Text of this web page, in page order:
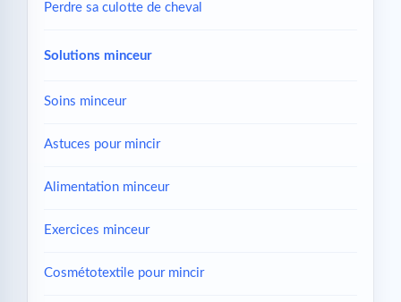
Perdre sa culotte de cheval
Solutions minceur
Soins minceur
Astuces pour mincir
Alimentation minceur
Exercices minceur
Cosmétotextile pour mincir